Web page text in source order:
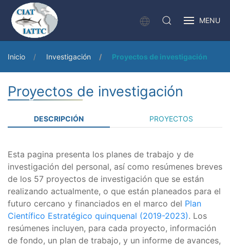
MENU
Inicio Investigación Proyectos de investigación
Proyectos de investigación
DESCRIPCIÓN PROYECTOS
Esta pagina presenta los planes de trabajo y de
investigación del personal, así como resúmenes breves
de los 57 proyectos de investigación que se están
realizando actualmente, o que están planeados para el
futuro cercano y financiados en el marco del Plan
Científico Estratégico quinquenal (2019-2023). Los
resúmenes incluyen, para cada proyecto, información
de fondo, un plan de trabajo, y un informe de avances,